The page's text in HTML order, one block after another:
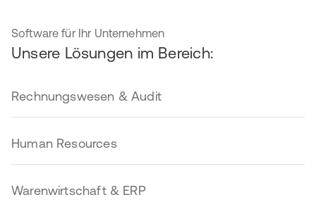
Software für Ihr Unternehmen
Unsere Lösungen im Bereich:
Rechnungswesen & Audit
Human Resources
Warenwirtschaft & ERP